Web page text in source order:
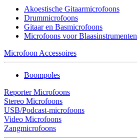
Akoestische Gitaarmicrofoons
Drummicrofoons
Gitaar en Basmicrofoons
Microfoons voor Blaasinstrumenten
Microfoon Accessoires
Boompoles
Reporter Microfoons
Stereo Microfoons
USB/Podcast-microfoons
Video Microfoons
Zangmicrofoons